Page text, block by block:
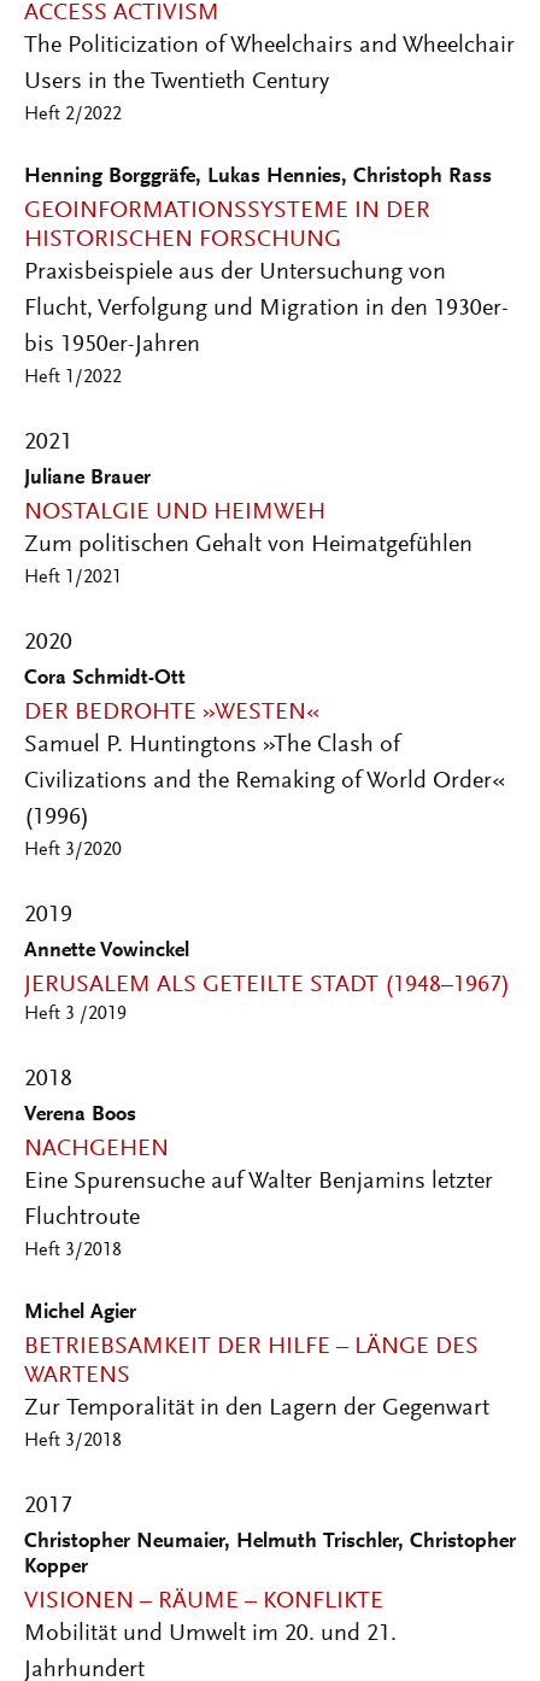
ACCESS ACTIVISM
The Politicization of Wheelchairs and Wheelchair
Users in the Twentieth Century
Heft 2/2022
Henning Borggräfe, Lukas Hennies, Christoph Rass
GEOINFORMATIONSSYSTEME IN DER
HISTORISCHEN FORSCHUNG
Praxisbeispiele aus der Untersuchung von
Flucht, Verfolgung und Migration in den 1930er-
bis 1950er-Jahren
Heft 1/2022
2021
Juliane Brauer
NOSTALGIE UND HEIMWEH
Zum politischen Gehalt von Heimatgefühlen
Heft 1/2021
2020
Cora Schmidt-Ott
DER BEDROHTE »WESTEN«
Samuel P. Huntingtons »The Clash of
Civilizations and the Remaking of World Order«
(1996)
Heft 3/2020
2019
Annette Vowinckel
JERUSALEM ALS GETEILTE STADT (1948–1967)
Heft 3 /2019
2018
Verena Boos
NACHGEHEN
Eine Spurensuche auf Walter Benjamins letzter
Fluchtroute
Heft 3/2018
Michel Agier
BETRIEBSAMKEIT DER HILFE – LÄNGE DES
WARTENS
Zur Temporalität in den Lagern der Gegenwart
Heft 3/2018
2017
Christopher Neumaier, Helmuth Trischler, Christopher
Kopper
VISIONEN – RÄUME – KONFLIKTE
Mobilität und Umwelt im 20. und 21.
Jahrhundert